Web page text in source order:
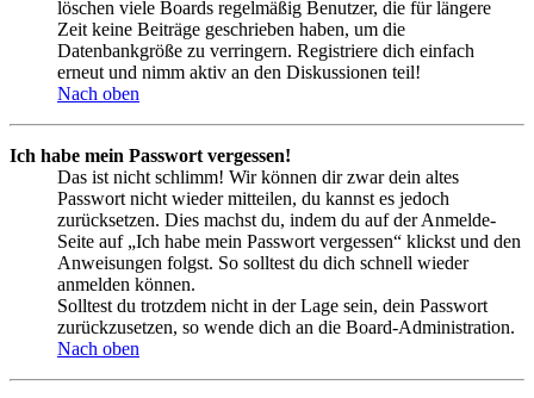
löschen viele Boards regelmäßig Benutzer, die für längere
Zeit keine Beiträge geschrieben haben, um die
Datenbankgröße zu verringern. Registriere dich einfach
erneut und nimm aktiv an den Diskussionen teil!
Nach oben
Ich habe mein Passwort vergessen!
Das ist nicht schlimm! Wir können dir zwar dein altes
Passwort nicht wieder mitteilen, du kannst es jedoch
zurücksetzen. Dies machst du, indem du auf der Anmelde-
Seite auf „Ich habe mein Passwort vergessen“ klickst und den
Anweisungen folgst. So solltest du dich schnell wieder
anmelden können.
Solltest du trotzdem nicht in der Lage sein, dein Passwort
zurückzusetzen, so wende dich an die Board-Administration.
Nach oben